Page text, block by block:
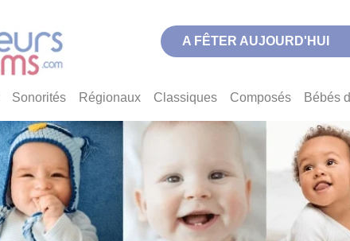
A FÊTER AUJOURD'HUI
Sonorités Régionaux Classiques Composés Bébés